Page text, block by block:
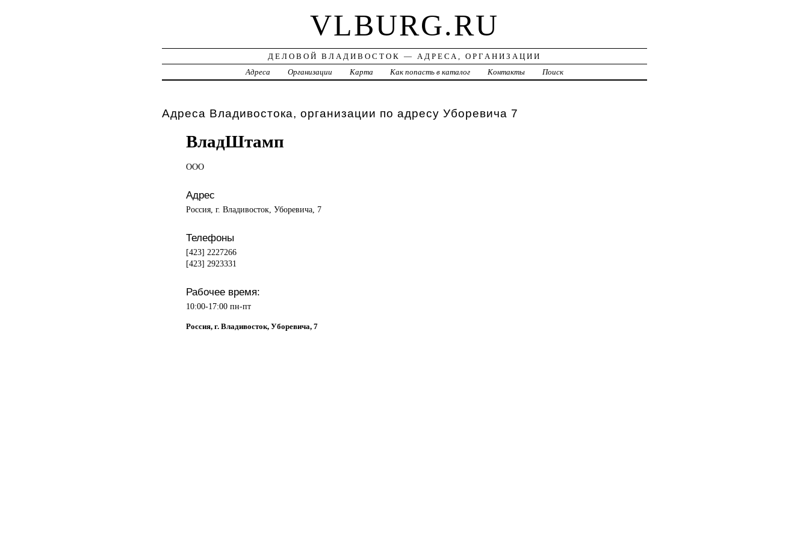
VLBURG.RU
ДЕЛОВОЙ ВЛАДИВОСТОК — АДРЕСА, ОРГАНИЗАЦИИ
Адреса
Организации Карта Как попасть в каталог Контакты Поиск
Адреса Владивостока, организации по адресу Уборевича 7
ВладШтамп
ООО
Адрес
Россия, г. Владивосток, Уборевича, 7
Телефоны
[423] 2227266
[423] 2923331
Рабочее время:
10:00-17:00 пн-пт
Россия, г. Владивосток, Уборевича, 7